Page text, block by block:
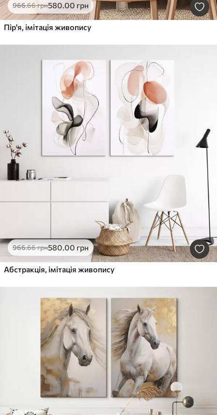
966.66грн580.00 грн
Пір'я, імітація живопису
966.66грн580.00 грн
Абстракція, імітація живопису